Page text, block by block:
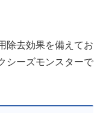
去効果を備えてお
シーズモンスターで